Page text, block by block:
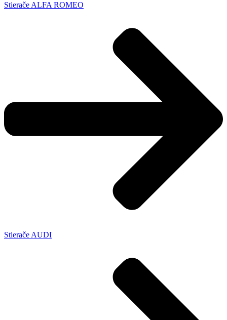
Stierače ALFA ROMEO
Stierače AUDI